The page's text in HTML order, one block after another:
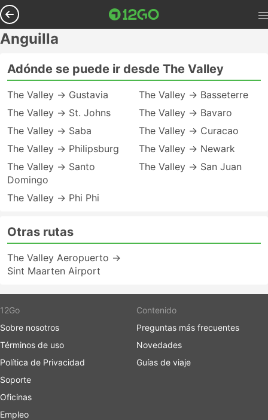
Anguilla
Adónde se puede ir desde The Valley
The Valley → Gustavia
The Valley → St. Johns
The Valley → Saba
The Valley → Philipsburg
The Valley → Santo
Domingo
The Valley → Phi Phi
The Valley → Basseterre
The Valley → Bavaro
The Valley → Curacao
The Valley → Newark
The Valley → San Juan
Otras rutas
The Valley Aeropuerto →
Sint Maarten Airport
12Go
Sobre nosotros
Términos de uso
Política de Privacidad
Soporte
Oficinas
Empleo
Contenido
Preguntas más frecuentes
Novedades
Guías de viaje